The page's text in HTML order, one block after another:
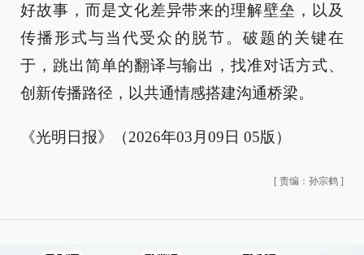
好故事，而是文化差异带来的理解壁垒，以及
传播形式与当代受众的脱节。破题的关键在
于，跳出简单的翻译与输出，找准对话方式、
创新传播路径，以共通情感搭建沟通桥梁。
《光明日报》（2026年03月09日 05版）
[ 责编：孙宗鹤 ]